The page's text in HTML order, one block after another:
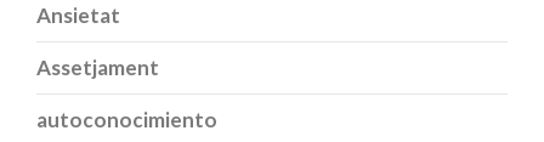
Ansietat
Assetjament
autoconocimiento